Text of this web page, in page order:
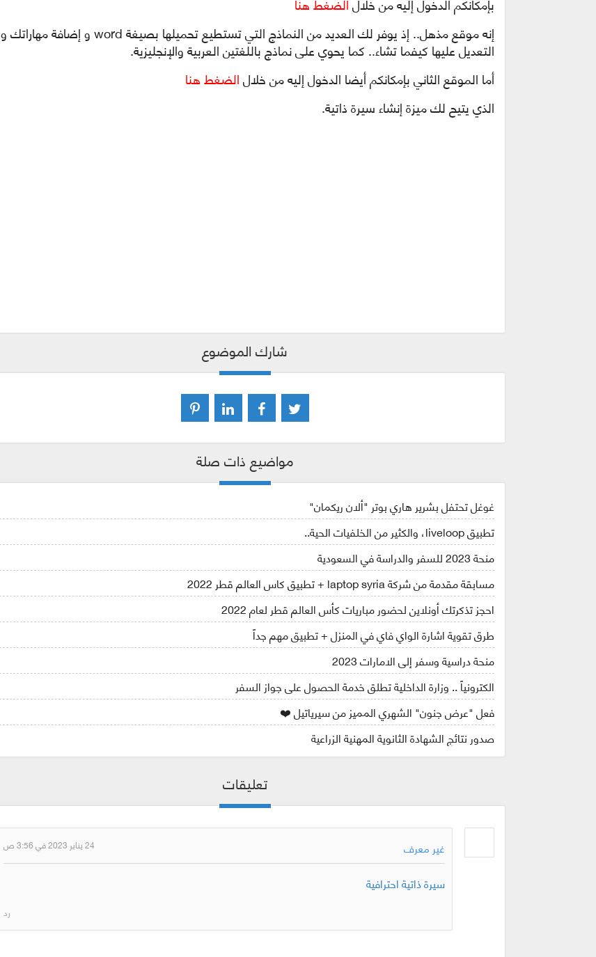
إنه موقع مذهل.. إذ يوفر لك العديد من النماذج التي تستطيع تحميلها بصيغة word و إضافة مهاراتك و
التعديل عليها كيفما تشاء.. كما يحوي على نماذج باللغتين العربية والإنجليزية.
أما الموقع الثاني بإمكانكم أيضا الدخول إليه من خلالالضغط هنا
الذي يتيح لك ميزة إنشاء سيرة ذاتية.
شارك الموضوع
مواضيع ذات صلة
غوغل تحتفل بشرير هاري بوتر "ألان ريكمان"
تطبيق liveloop، والكثير من الخلفيات الحية..
منحة 2023 للسفر والدراسة في السعودية
مسابقة مقدمة من شركة laptop syria + تطبيق كاس العالم قطر 2022
احجز تذكرتك أونلاين لحضور مباريات كأس العالم قطر لعام 2022
طرق تقوية اشارة الواي فاي في المنزل + تطبيق مهم جداً
منحة دراسية وسفر إلى الامارات 2023
الكترونياً .. وزارة الداخلية تطلق خدمة الحصول على جواز السفر
فعل "عرض جنون" الشهري المميز من سيرياتيل ❤️
صدور نتائج الشهادة الثانوية المهنية الزراعية
تعليقات
غير معرف 24 يناير 2023 في 3:56 ص
سيرة ذاتية احترافية
رد